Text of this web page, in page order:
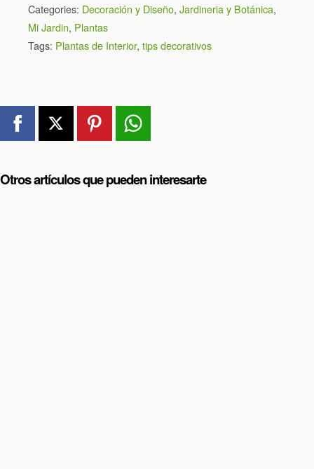
Categories: Decoración y Diseño, Jardineria y Botánica,
Mi Jardin, Plantas
Tags: Plantas de Interior, tips decorativos
Otros artículos que pueden interesarte